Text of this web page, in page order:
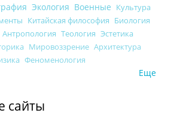
Экология Военные Культура
Китайская философия Биология
Антропология Теология Эстетика
Мировоззрение Архитектура
Феноменология
Еще
сайты